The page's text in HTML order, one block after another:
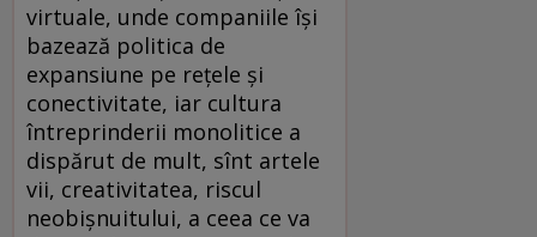
virtuale, unde companiile îşi
bazează politica de
expansiune pe reţele şi
conectivitate, iar cultura
întreprinderii monolitice a
dispărut de mult, sînt artele
vii, creativitatea, riscul
neobişnuitului, a ceea ce va